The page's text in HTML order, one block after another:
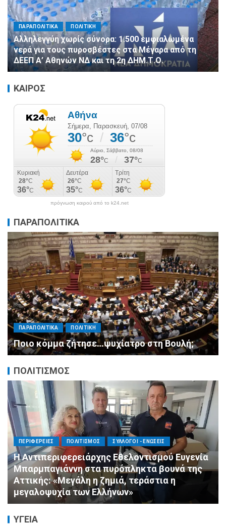
ΠΑΡΑΠΟΛΙΤΙΚΑ ΠΟΛΙΤΙΚΗ
Αλληλεγγύη χωρίς σύνορα: 1.500 εμφιαλωμένα
νερά για τους πυροσβέστες στα Μέγαρα από τη
ΔΕΕΠ Α’ Αθηνών ΝΔ και τη 2η ΔΗΜ.Τ.Ο.
ΚΑΙΡΟΣ
πρόγνωση καιρού από το k24.net
ΠΑΡΑΠΟΛΙΤΙΚΑ
ΠΑΡΑΠΟΛΙΤΙΚΑ ΠΟΛΙΤΙΚΗ
Ποιο κόμμα ζήτησε…ψυχίατρο στη Βουλή;
ΠΟΛΙΤΙΣΜΟΣ
ΠΕΡΙΦΕΡΕΙΕΣ ΠΟΛΙΤΙΣΜΟΣ ΣΥΛΛΟΓΟΙ - ΕΝΩΣΕΙΣ
Η Αντιπεριφερειάρχης Εθελοντισμού Ευγενία
Μπαρμπαγιάννη στα πυρόπληκτα βουνά της
Αττικής: «Μεγάλη η ζημιά, τεράστια η
μεγαλοψυχία των Ελλήνων»
ΥΓΕΙΑ